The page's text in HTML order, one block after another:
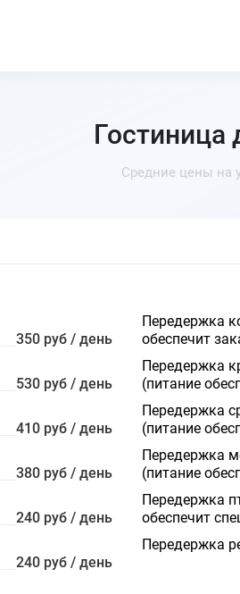
Средние цены на
350 руб / день
Передержка
обеспечит
530 руб / день
Передержка
(питание
410 руб / день
Передержка
(питание
380 руб / день
Передержка
(питание
240 руб / день
Передержка
обеспечит
240 руб / день
Передержка